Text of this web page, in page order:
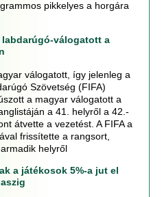
pikkelyes a horgára
válogatott a
válogatott, így jelenleg a
Szövetség (FIFA)
a magyar válogatott a
a 41. helyről a 42.-
átvette a vezetést. A FIFA a
frissítette a rangsort,
helyről
a játékosok 5%-a jut el